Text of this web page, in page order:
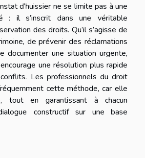
d’huissier ne se limite pas à une
: il s’inscrit dans une véritable
des droits. Qu’il s’agisse de
de prévenir des réclamations
documenter une situation urgente,
une résolution plus rapide
Les professionnels du droit
cette méthode, car elle
tout en garantissant à chacun
constructif sur une base